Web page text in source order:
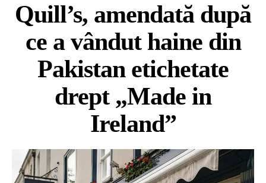
Quill’s, amendată după
ce a vândut haine din
Pakistan etichetate
drept „Made in
Ireland”